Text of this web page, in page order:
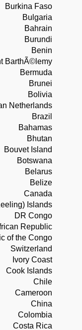
Burkina Faso
Bulgaria
Bahrain
Burundi
Benin
BarthÃ©lemy
Bermuda
Brunei
Bolivia
Netherlands
Brazil
Bahamas
Bhutan
Bouvet Island
Botswana
Belarus
Belize
Canada
Islands
DR Congo
Republic
of the Congo
Switzerland
Ivory Coast
Cook Islands
Chile
Cameroon
China
Colombia
Costa Rica